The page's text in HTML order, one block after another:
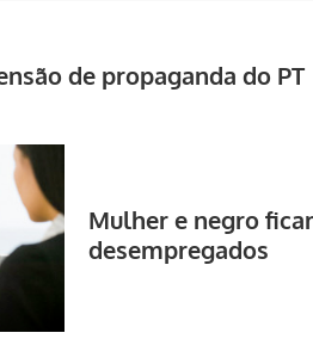
de propaganda do PT
Mulher e negro
desempregados